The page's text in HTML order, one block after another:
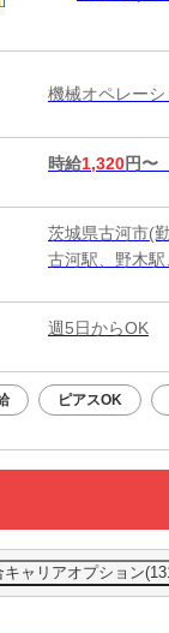
機械オペレー
時給1,320円〜
茨城県古河市(
古河駅、野木
週5日からOK
ピアスOK
キャリアオプション